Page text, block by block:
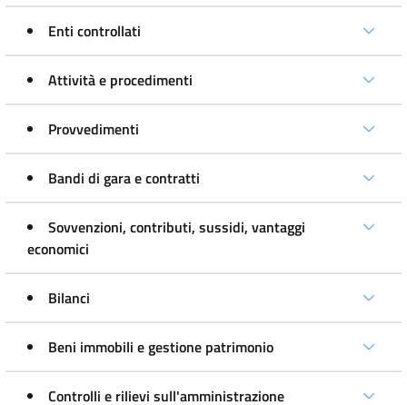
Enti controllati
Attività e procedimenti
Provvedimenti
Bandi di gara e contratti
Sovvenzioni, contributi, sussidi, vantaggi
economici
Bilanci
Beni immobili e gestione patrimonio
Controlli e rilievi sull'amministrazione